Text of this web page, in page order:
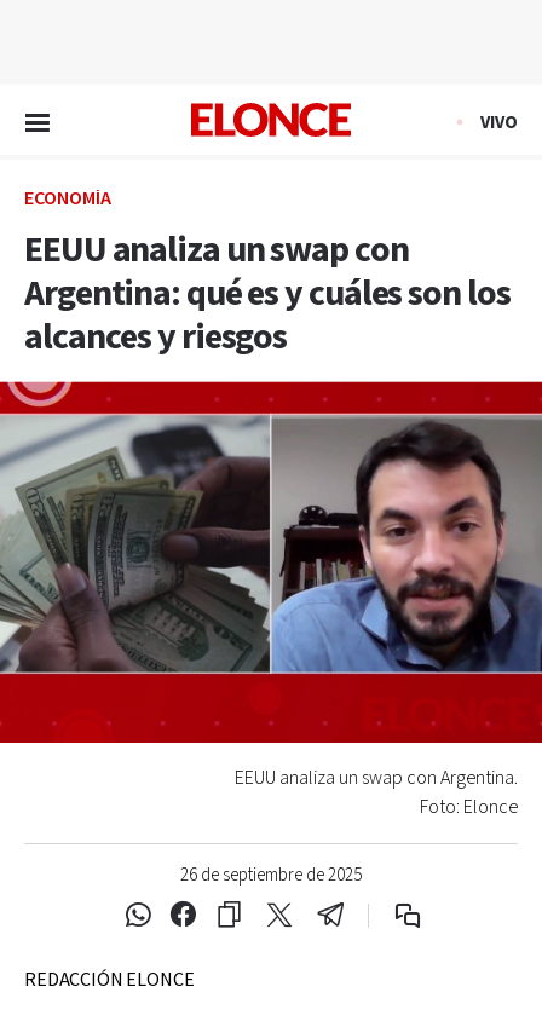
VIVO
ECONOMÍA
EEUU analiza un swap con
Argentina: qué es y cuáles son los
alcances y riesgos
26 de septiembre de 2025
EEUU analiza un swap con Argentina.
Foto: Elonce
REDACCIÓN ELONCE